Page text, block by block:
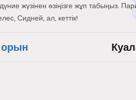
жүзінен өзіңізге жұп табыңыз.
Сидней, ал, кеттік!